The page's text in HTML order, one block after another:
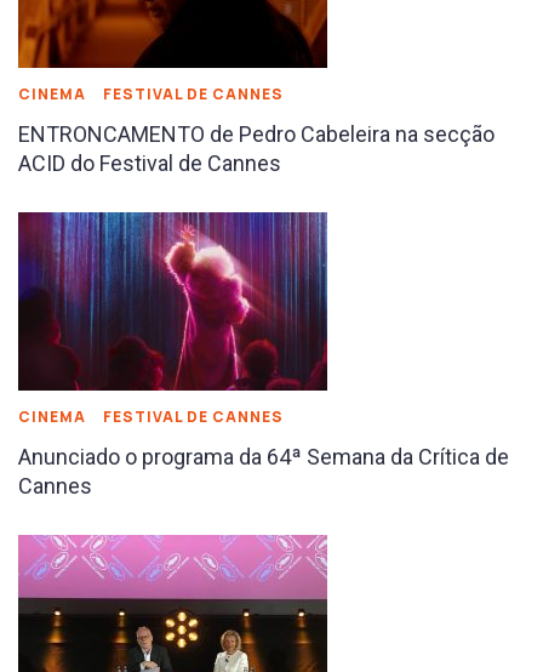
CINEMA FESTIVAL DE CANNES
ENTRONCAMENTO de Pedro Cabeleira na secção
ACID do Festival de Cannes
CINEMA FESTIVAL DE CANNES
Anunciado o programa da 64ª Semana da Crítica de
Cannes